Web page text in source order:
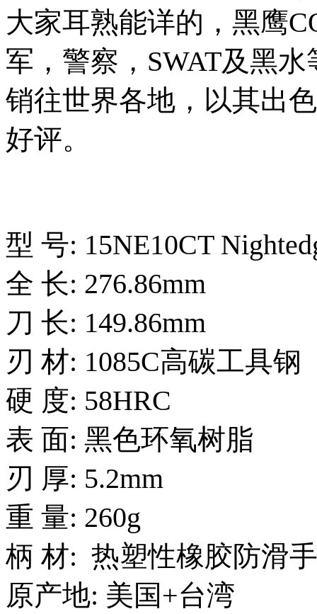
大家耳熟能详的，黑鹰
军，警察，SWAT及黑
销往世界各地，以其出
好评。
型 号: 15NE10CT
全 长: 276.86mm
刀 长: 149.86mm
刃 材: 1085C高碳工具钢
硬 度: 58HRC
表 面: 黑色环氧树脂
刃 厚: 5.2mm
重 量: 260g
柄 材: 热塑性橡胶防滑
原产地: 美国+台湾